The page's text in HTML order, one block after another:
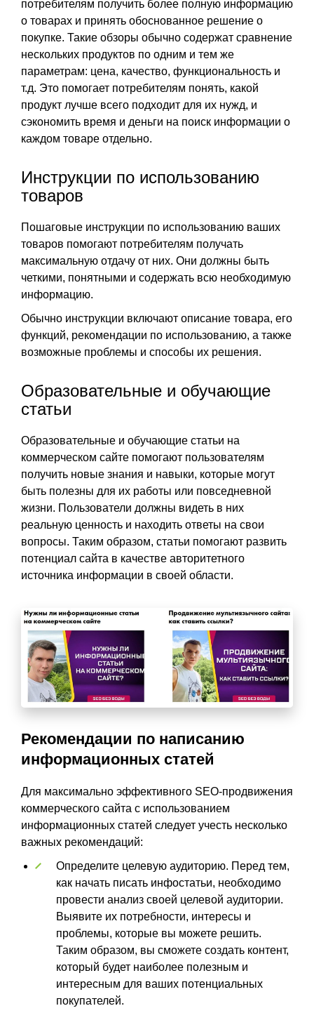
потребителям получить более полную информацию
о товарах и принять обоснованное решение о
покупке. Такие обзоры обычно содержат сравнение
нескольких продуктов по одним и тем же
параметрам: цена, качество, функциональность и
т.д. Это помогает потребителям понять, какой
продукт лучше всего подходит для их нужд, и
сэкономить время и деньги на поиск информации о
каждом товаре отдельно.
Инструкции по использованию
товаров
Пошаговые инструкции по использованию ваших
товаров помогают потребителям получать
максимальную отдачу от них. Они должны быть
четкими, понятными и содержать всю необходимую
информацию.
Обычно инструкции включают описание товара, его
функций, рекомендации по использованию, а также
возможные проблемы и способы их решения.
Образовательные и обучающие
статьи
Образовательные и обучающие статьи на
коммерческом сайте помогают пользователям
получить новые знания и навыки, которые могут
быть полезны для их работы или повседневной
жизни. Пользователи должны видеть в них
реальную ценность и находить ответы на свои
вопросы. Таким образом, статьи помогают развить
потенциал сайта в качестве авторитетного
источника информации в своей области.
Рекомендации по написанию
информационных статей
Для максимально эффективного SEO-продвижения
коммерческого сайта с использованием
информационных статей следует учесть несколько
важных рекомендаций:
Определите целевую аудиторию. Перед тем,
как начать писать инфостатьи, необходимо
провести анализ своей целевой аудитории.
Выявите их потребности, интересы и
проблемы, которые вы можете решить.
Таким образом, вы сможете создать контент,
который будет наиболее полезным и
интересным для ваших потенциальных
покупателей.